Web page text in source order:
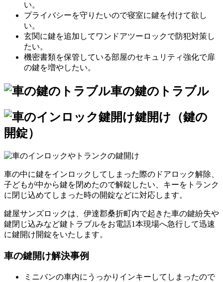
い。
プライバシーを守りたいので寝室に鍵を付けて欲し
い。
玄関に鍵を追加してワンドアツーロックで防犯対策し
たい。
機密書類を保管している部屋のセキュリティ強化で扉
の鍵を増やしたい。
車の鍵のトラブル
鍵開け（鍵の
開錠）
車の中に鍵をインロックしてしまった際のドアロック解除、
子どもが中から鍵を閉めたので解錠したい、キーをトランク
に閉じ込めてしまった時の開錠などに対応します。
鍵屋サンズロックは、伊達郡桑折町内で起きた車の鍵紛失や
鍵閉じ込みなど鍵トラブルをお電話1本現場へ急行して迅速
に鍵開け開錠をいたします。
車の鍵開け解決事例
ミニバンの車内にうっかりインキーしてしまったので